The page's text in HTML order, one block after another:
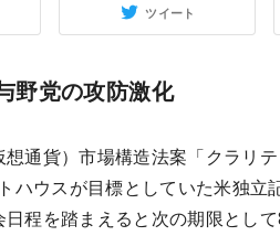
ツイート
野党の攻防激化
通貨）市場構造法案「クラリ
ハウスが目標としていた米独立
程を踏まえると次の期限とし